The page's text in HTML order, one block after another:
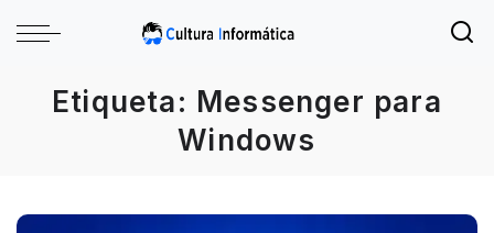
Etiqueta: Messenger para
Windows